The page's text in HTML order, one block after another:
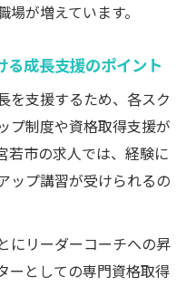
が増えています。
成長支援のポイント
を支援するため、各スク
プ制度や資格取得支援が
若市の求人では、経験に
ップ講習が受けられるの
にリーダーコーチへの昇
ーとしての専門資格取得